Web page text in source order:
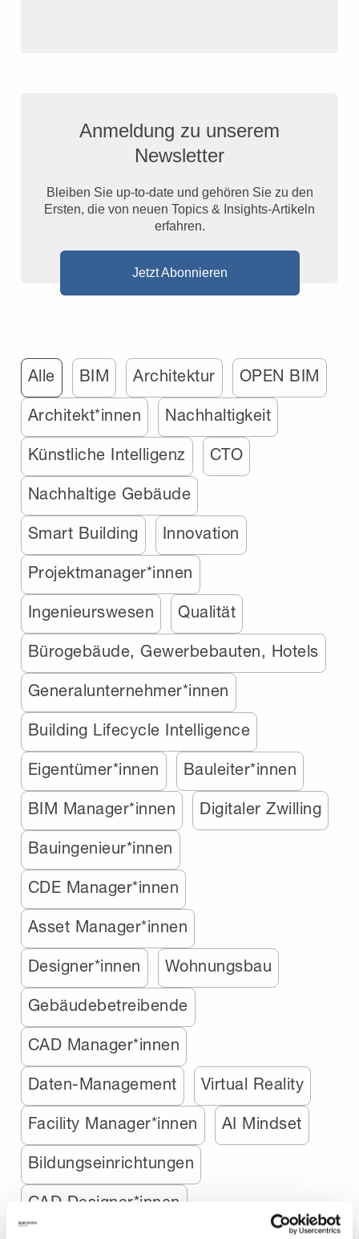
Anmeldung zu unserem
Newsletter
Bleiben Sie up-to-date und gehören Sie zu den
Ersten, die von neuen Topics & Insights-Artikeln
erfahren.
Jetzt Abonnieren
Alle BIM Architektur OPEN BIM
Architekt*innen Nachhaltigkeit
Künstliche Intelligenz CTO
Nachhaltige Gebäude
Smart Building Innovation
Projektmanager*innen
Ingenieurswesen Qualität
Bürogebäude, Gewerbebauten, Hotels
Generalunternehmer*innen
Building Lifecycle Intelligence
Eigentümer*innen Bauleiter*innen
BIM Manager*innen Digitaler Zwilling
Bauingenieur*innen
CDE Manager*innen
Asset Manager*innen
Designer*innen Wohnungsbau
Gebäudebetreibende
CAD Manager*innen
Daten-Management Virtual Reality
Facility Manager*innen AI Mindset
Bildungseinrichtungen
CAD Designer*innen